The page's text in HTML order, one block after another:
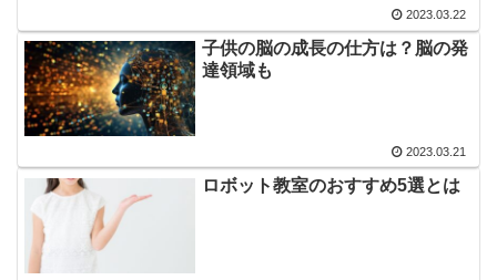
2023.03.22
子供の脳の成長の仕方は？脳の発
達領域も
2023.03.21
ロボット教室のおすすめ5選とは